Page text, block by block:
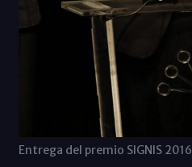
Entrega del premio SIGNIS 2016